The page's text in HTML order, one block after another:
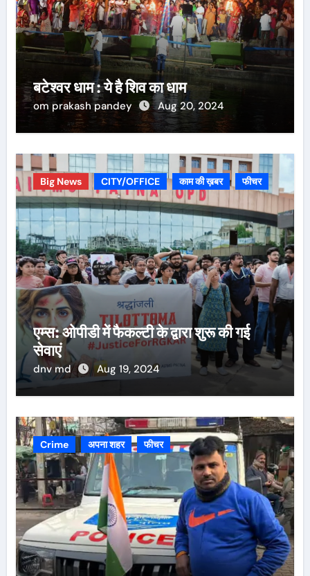
बटेश्वर धाम : ये है शिव का धाम
om prakash pandey Aug 20, 2024
Big News CITY/OFFICE काम की ख़बर फीचर
एम्स: ओपीडी में फैकल्टी के द्वारा शुरू की गई
सेवाएं
dnv md Aug 19, 2024
Crime अपना शहर फीचर